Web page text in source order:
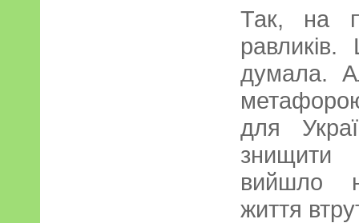
Так, на
думала.
для
вийшло
життя